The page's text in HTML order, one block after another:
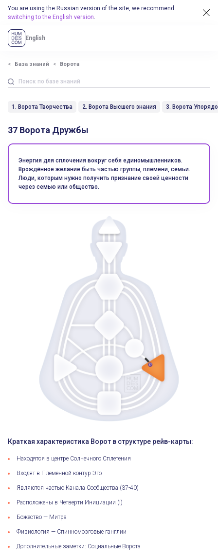
You are using the Russian version of the site, we recommend
switching to the English version.
English
База знаний Ворота
1. Ворота Творчества 2. Ворота Высшего знания 3. Ворота
37 Ворота Дружбы
Энергия для сплочения вокруг себя единомышленников.
Врождённое желание быть частью группы, племени, семьи.
Люди, которым нужно получить признание своей ценности
через семью или общество.
Краткая характеристика Ворот в структуре рейв-карты:
Находятся в центре Солнечного Сплетения
Входят в Племенной контур Эго
Являются частью Канала Сообщества (37-40)
Расположены в Четверти Инициации (I)
Божество — Митра
Физиология — Спинномозговые ганглии
Дополнительные заметки: Социальные Ворота